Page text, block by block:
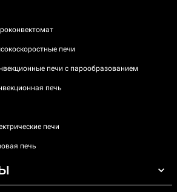
печи
печи с парообразованием
печь
печи
печь